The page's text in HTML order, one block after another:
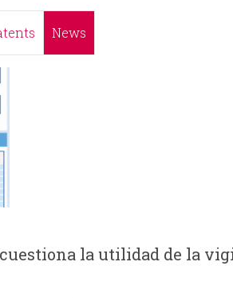
News
cuestiona la utilidad de la